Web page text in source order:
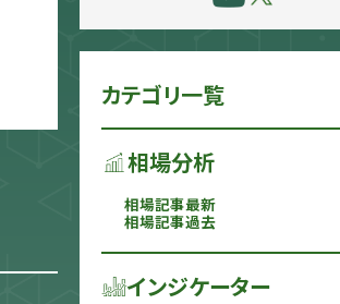
カテゴリ一覧
相場分析
相場記事最新
相場記事過去
インジケーター